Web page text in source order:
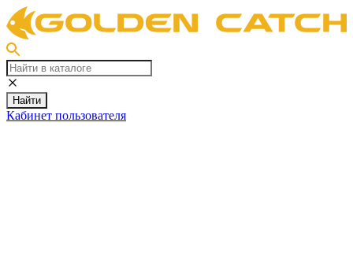
Найти
Кабинет пользователя